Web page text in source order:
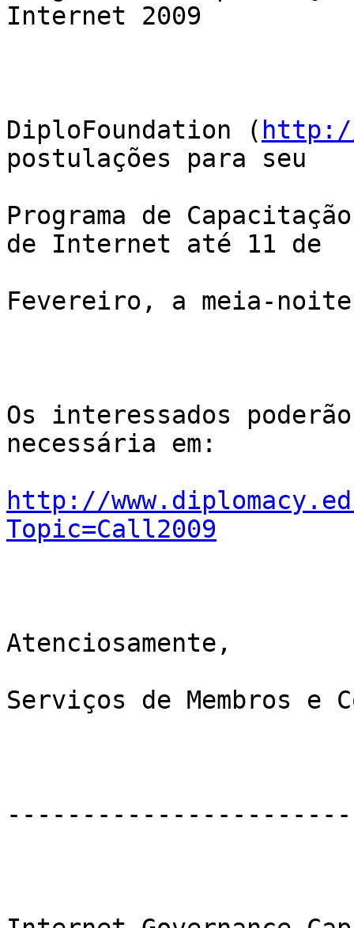
Internet 2009
DiploFoundation ( http://
postulações para seu
Programa de
de Internet até 11 de
Fevereiro, a meia-noite
Os interessados
necessária em:
http://
Topic=Call2009
Atenciosamente,
Serviços de Membros e